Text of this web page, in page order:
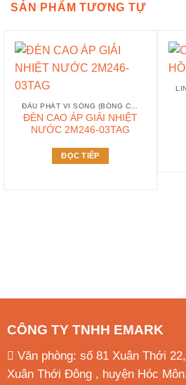
SẢN PHẨM TƯƠNG TỰ
ĐÈN CAO ÁP GIẢI NHIỆT
NƯỚC 2M246-03TAG
ĐỌC TIẾP
CÔNG TY TNHH EMARK
Văn phòng: số 81 Xuân Thới
Xuân Thới Đông , huyện Hóc